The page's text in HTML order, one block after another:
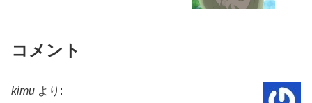
コメント
kimu より: